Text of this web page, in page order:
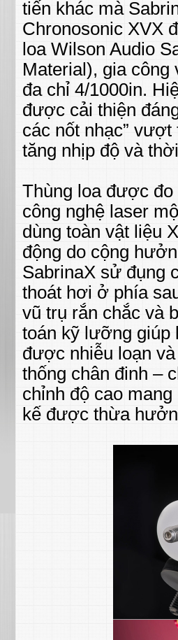
tiến khác mà
Chronosonic XVX
loa Wilson Audio
Material), gia
đa chỉ 4/1000in.
được cải thiện
các nốt nhạc”
tăng nhịp độ và
Thùng loa được
công nghệ laser
dùng toàn vật liệu
động do cộng
SabrinaX sử đụng
thoát hơi ở phía
vũ trụ rắn chắc và
toán kỹ lưỡng giúp
được nhiễu loạn
thống chân đinh –
chỉnh độ cao
kế được thừa